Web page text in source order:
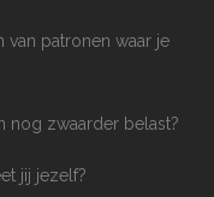
patronen waar je
nog zwaarder belast?
jij jezelf?